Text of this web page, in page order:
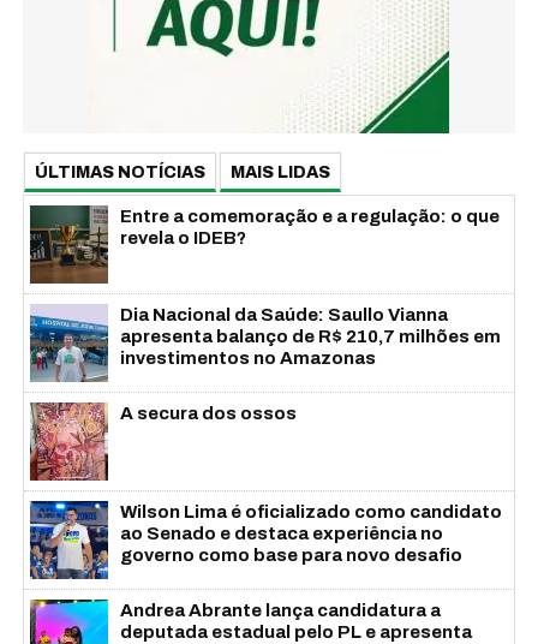
ÚLTIMAS NOTÍCIAS MAIS LIDAS
Entre a comemoração e a regulação: o que
revela o IDEB?
Dia Nacional da Saúde: Saullo Vianna
apresenta balanço de R$ 210,7 milhões em
investimentos no Amazonas
A secura dos ossos
Wilson Lima é oficializado como candidato
ao Senado e destaca experiência no
governo como base para novo desafio
Andrea Abrante lança candidatura a
deputada estadual pelo PL e apresenta